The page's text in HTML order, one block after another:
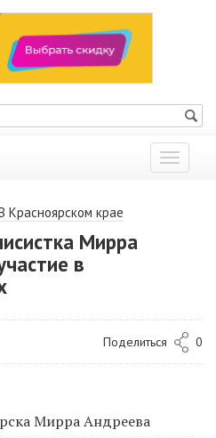
Показать
меню
Красноярском крае
Мирра
в
Поделиться 0
Мирра Андреева